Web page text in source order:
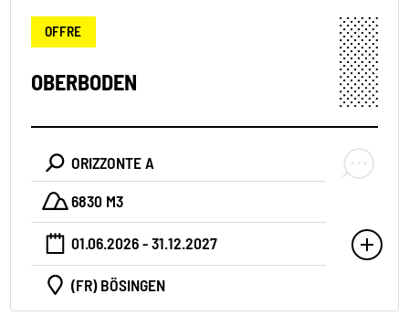
OFFRE
OBERBODEN
ORIZZONTE A
6830 M3
01.06.2026 - 31.12.2027
(FR) BÖSINGEN